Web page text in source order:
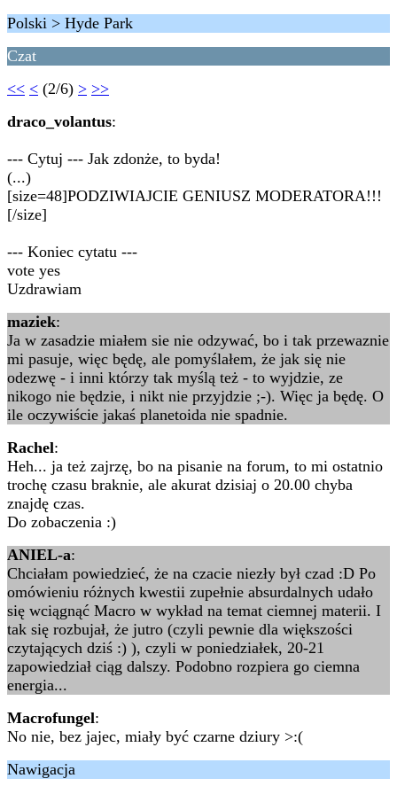
Polski > Hyde Park
Czat
<< < (2/6) > >>
draco_volantus:
--- Cytuj --- Jak zdonże, to byda!
(...)
[size=48]PODZIWIAJCIE GENIUSZ MODERATORA!!!
[/size]
--- Koniec cytatu ---
vote yes
Uzdrawiam
maziek:
Ja w zasadzie miałem sie nie odzywać, bo i tak przewaznie
mi pasuje, więc będę, ale pomyślałem, że jak się nie
odezwę - i inni którzy tak myślą też - to wyjdzie, ze
nikogo nie będzie, i nikt nie przyjdzie ;-). Więc ja będę. O
ile oczywiście jakaś planetoida nie spadnie.
Rachel:
Heh... ja też zajrzę, bo na pisanie na forum, to mi ostatnio
trochę czasu braknie, ale akurat dzisiaj o 20.00 chyba
znajdę czas.
Do zobaczenia :)
ANIEL-a:
Chciałam powiedzieć, że na czacie niezły był czad :D Po
omówieniu różnych kwestii zupełnie absurdalnych udało
się wciągnąć Macro w wykład na temat ciemnej materii. I
tak się rozbujał, że jutro (czyli pewnie dla większości
czytających dziś :) ), czyli w poniedziałek, 20-21
zapowiedział ciąg dalszy. Podobno rozpiera go ciemna
energia...
Macrofungel:
No nie, bez jajec, miały być czarne dziury >:(
Nawigacja